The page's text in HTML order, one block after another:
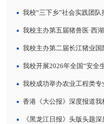
我校“三下乡”社会实践团
我校主办第五届猪兽医·西
我校主办第二届长江猪业国
我校开展2026年全国“安全
我校成功举办农业工程类专
香港《大公报》深度报道
《黑龙江日报》头版头题